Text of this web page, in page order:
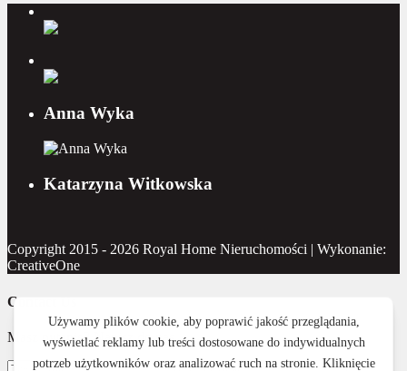
Anna Wyka
Katarzyna Witkowska
Copyright 2015 - 2026 Royal Home Nieruchomości | Wykonanie:
CreativeOne
Contact Us
Masz pytanie? Napisz do nas